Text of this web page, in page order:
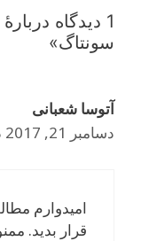
1 دیدگاه
سونتاگ»
آتوسا شعبانى
دسامبر 21, 2017 در 3:48 ب.ظ
اميدوارم
قرار بديد.